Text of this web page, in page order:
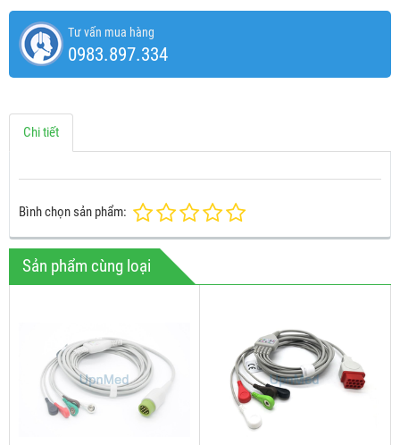
Tư vấn mua hàng
0983.897.334
Chi tiết
Bình chọn sản phẩm:
Sản phẩm cùng loại